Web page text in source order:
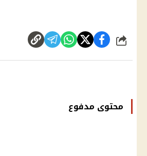
شارك
محتوى مدفوع